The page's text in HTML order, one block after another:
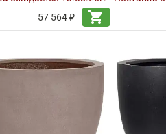
57 564 ₽
shopping_cart